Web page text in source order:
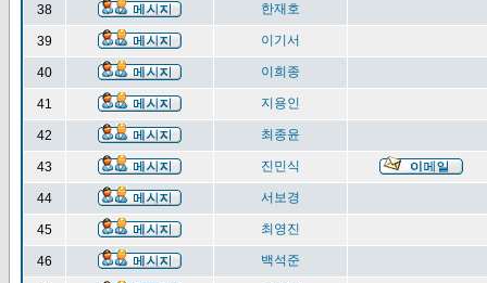
38 한재호
39 이기서
40 이희종
41 지용인
42 최종윤
43 진민식
44 서보경
45 최영진
46 백석준